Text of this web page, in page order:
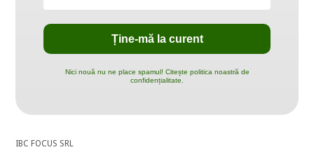
Nici nouă nu ne place spamul! Citește politica noastră de
confidențialitate.
IBC FOCUS SRL